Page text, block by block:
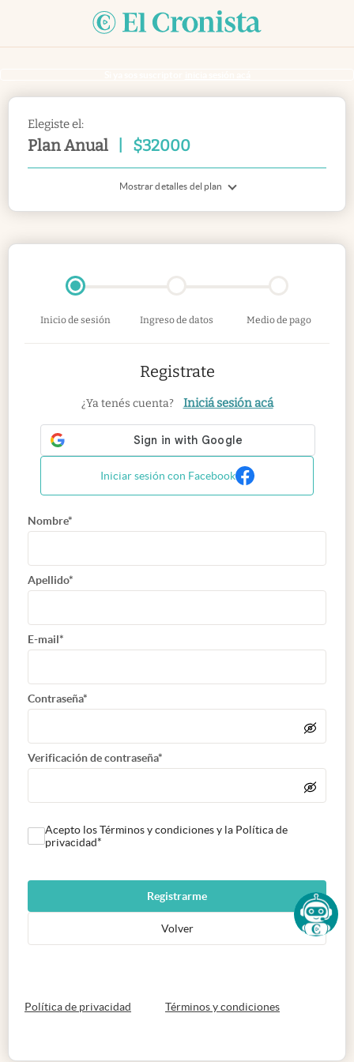
Elegiste el:
Plan Anual $32000
Mostrar detalles del plan
Inicio de sesión Ingreso de datos Medio de pago
Registrate
¿Ya tenés cuenta? Iniciá sesión acá
Iniciar sesión con Facebook
Nombre*
Apellido*
E-mail*
Contraseña*
Verificación de contraseña*
Acepto los Términos y condiciones y la Política de
privacidad*
Registrarme
Volver
Política de privacidad abre en nueva pestaña
Términos y condicionesabre en nueva